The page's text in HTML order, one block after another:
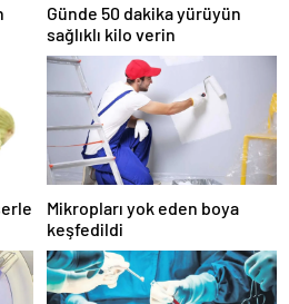
Günde 50 dakika yürüyün
sağlıklı kilo verin
Mikropları yok eden boya
keşfedildi